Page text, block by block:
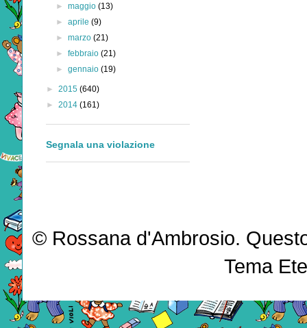
►maggio(13)
►aprile(9)
►marzo(21)
►febbraio(21)
►gennaio(19)
► 2015 (640)
► 2014 (161)
Segnala una violazione
© Rossana d'Ambrosio.
Tema